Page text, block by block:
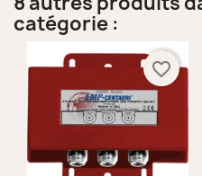
catégorie :
favorite_border